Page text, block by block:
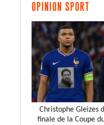
OPINION SPORT
Christophe Gleizes
finale de la Coupe